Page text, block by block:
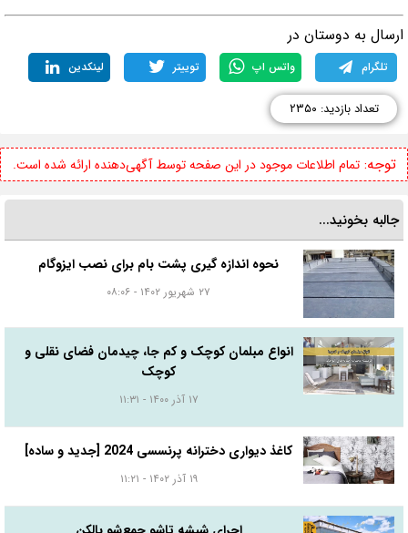
به دوستان در
تلگرام واتس اپ توییتر لینکدین
تعداد بازدید: ۲۳۵۰
توجه:تمام اطلاعات موجود در این صفحه توسط آگهی‌دهنده ارائه شده است.
جالبه بخونید...
نحوه اندازه گیری پشت بام برای نصب ایزوگام
۲۷ شهریور ۱۴۰۲ - ۰۸:۰۶
انواع مبلمان کوچک و کم جا، چیدمان فضای نقلی و
کوچک
۱۷ آذر ۱۴۰۰ - ۱۱:۳۱
کاغذ دیواری دخترانه پرنسسی 2024 [جدید و ساده]